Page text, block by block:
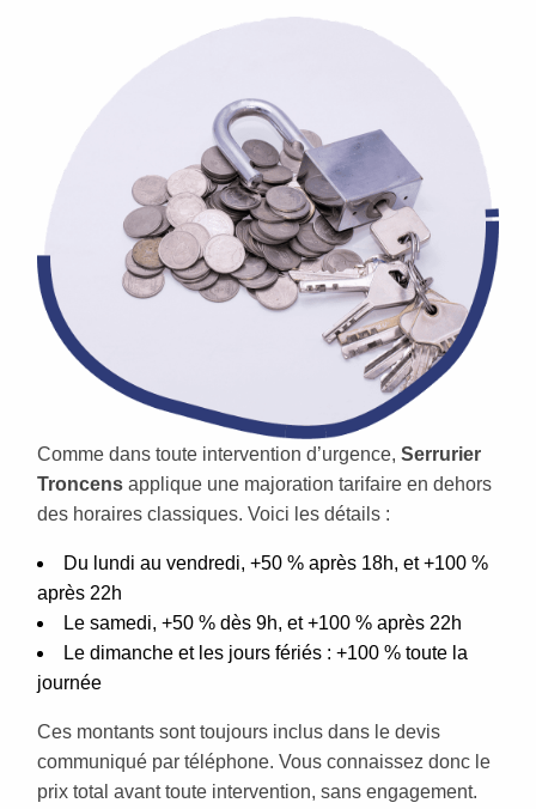
Comme dans toute intervention d’urgence, Serrurier
Troncens applique une majoration tarifaire en dehors
des horaires classiques. Voici les détails :
Du lundi au vendredi, +50 % après 18h, et +100 %
après 22h
Le samedi, +50 % dès 9h, et +100 % après 22h
Le dimanche et les jours fériés : +100 % toute la
journée
Ces montants sont toujours inclus dans le devis
communiqué par téléphone. Vous connaissez donc le
prix total avant toute intervention, sans engagement.